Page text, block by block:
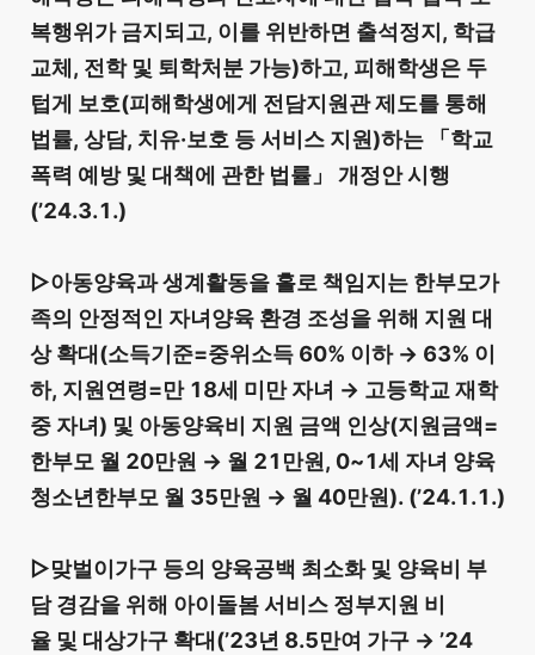
복행위가 금지되고, 이를 위반하면 출석정지, 학급
교체, 전학 및 퇴학처분 가능)하고, 피해학생은 두
텁게 보호(피해학생에게 전담지원관 제도를 통해
법률, 상담, 치유·보호 등 서비스 지원)하는 「학교
폭력 예방 및 대책에 관한 법률」 개정안 시행
(’24.3.1.)
▷아동양육과 생계활동을 홀로 책임지는 한부모가
족의 안정적인 자녀양육 환경 조성을 위해 지원 대
상 확대(소득기준=중위소득 60% 이하 → 63% 이
하, 지원연령=만 18세 미만 자녀 → 고등학교 재학
중 자녀) 및 아동양육비 지원 금액 인상(지원금액=
한부모 월 20만원 → 월 21만원, 0~1세 자녀 양육
청소년한부모 월 35만원 → 월 40만원). (’24.1.1.)
▷맞벌이가구 등의 양육공백 최소화 및 양육비 부
담 경감을 위해 아이돌봄 서비스 정부지원 비
율 및 대상가구 확대(’23년 8.5만여 가구 → ’24